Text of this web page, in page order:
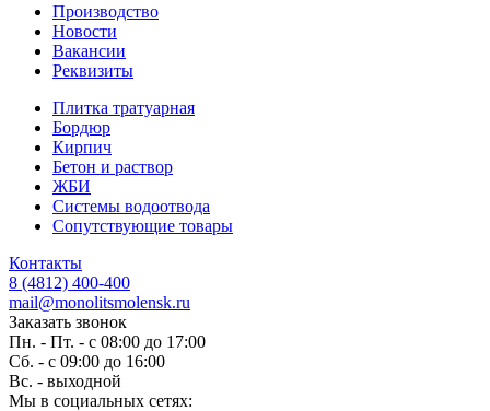
Производство
Новости
Вакансии
Реквизиты
Плитка тратуарная
Бордюр
Кирпич
Бетон и раствор
ЖБИ
Системы водоотвода
Сопутствующие товары
Контакты
8 (4812) 400-400
mail@monolitsmolensk.ru
Заказать звонок
Пн. - Пт. - с 08:00 до 17:00
Сб. - с 09:00 до 16:00
Вс. - выходной
Мы в социальных сетях: